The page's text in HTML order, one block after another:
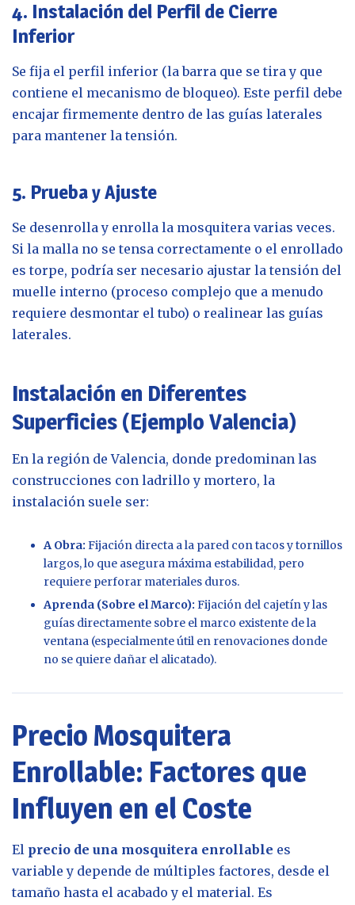
4. Instalación del Perfil de Cierre
Inferior
Se fija el perfil inferior (la barra que se tira y que
contiene el mecanismo de bloqueo). Este perfil debe
encajar firmemente dentro de las guías laterales
para mantener la tensión.
5. Prueba y Ajuste
Se desenrolla y enrolla la mosquitera varias veces.
Si la malla no se tensa correctamente o el enrollado
es torpe, podría ser necesario ajustar la tensión del
muelle interno (proceso complejo que a menudo
requiere desmontar el tubo) o realinear las guías
laterales.
Instalación en Diferentes
Superficies (Ejemplo Valencia)
En la región de Valencia, donde predominan las
construcciones con ladrillo y mortero, la
instalación suele ser:
A Obra: Fijación directa a la pared con tacos y tornillos
largos, lo que asegura máxima estabilidad, pero
requiere perforar materiales duros.
Aprenda (Sobre el Marco): Fijación del cajetín y las
guías directamente sobre el marco existente de la
ventana (especialmente útil en renovaciones donde
no se quiere dañar el alicatado).
Precio Mosquitera
Enrollable: Factores que
Influyen en el Coste
El precio de una mosquitera enrollable es
variable y depende de múltiples factores, desde el
tamaño hasta el acabado y el material. Es